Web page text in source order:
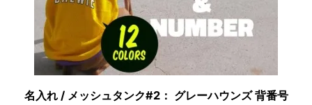
名入れ / メッシュタンク#2： グレーハウンズ 背番号